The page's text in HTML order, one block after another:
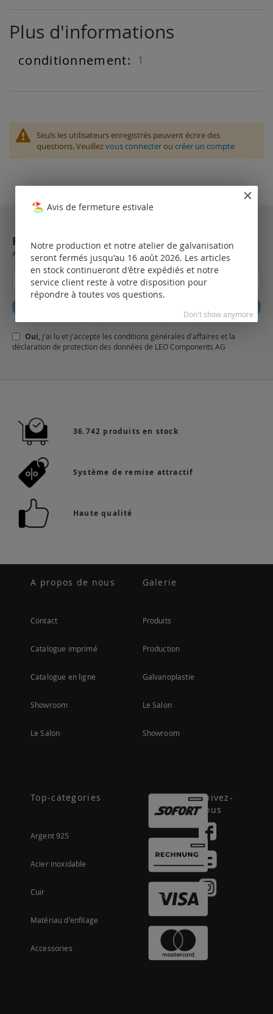
Plus d'informations
Plus
1
Seuls les utilisateurs enregistrés peuvent écrire des
questions. Veuillezvous connecterou créer un compte
REJOIGNEZ NOTRE NEWSLETTER
Always stay up to date and find out what's new from the very first hand.
Inscription
notre
lettre
d’information
:
Oui, j'ai lu et j'accepte les conditions générales d'affaires et la
déclaration de protection des données de LEO Components AG
36.742 produits en stock
Système de remise attractif
Haute qualité
A propos de nous
Contact
Catalogue imprimé
Catalogue en ligne
Showroom
Le Salon
Galerie
Produits
Production
Galvanoplastie
Le Salon
Showroom
Top-categories
Argent 925
Acier inoxidable
Cuir
Matériau d'enfilage
Accessories
Suivez-
nous
Avis de fermeture estivale
Notre production et notre atelier de galvanisation
seront fermés jusqu'au 16 août 2026. Les articles
en stock continueront d'être expédiés et notre
service client reste à votre disposition pour
répondre à toutes vos questions.
Don't show anymore